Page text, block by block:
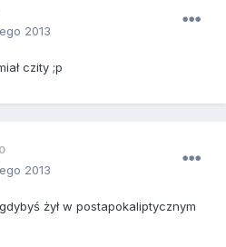
2013
czity ;p
0
2013
żył w postapokaliptycznym